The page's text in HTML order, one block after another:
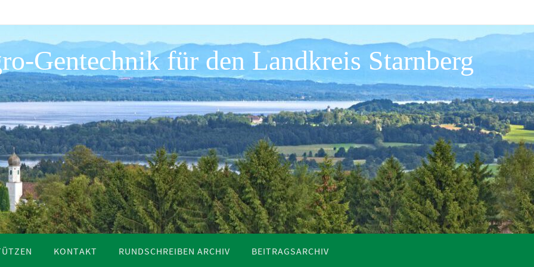
Gentechnik für den Landkreis Starnberg
KONTAKT RUNDSCHREIBEN ARCHIV BEITRAGSARCHIV